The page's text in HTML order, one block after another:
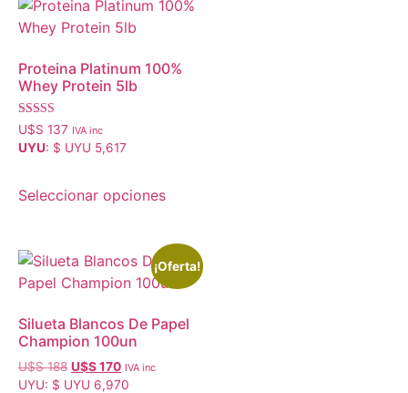
Proteina Platinum 100%
Whey Protein 5lb
Valorado con
5.00
de 5
U$S 137 IVA inc
UYU: $ UYU 5,617
Seleccionar opciones
¡Oferta!
Silueta Blancos De Papel
Champion 100un
U$S188 U$S170 IVA inc
UYU: $ UYU 6,970